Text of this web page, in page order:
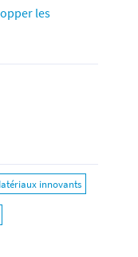
les
innovants